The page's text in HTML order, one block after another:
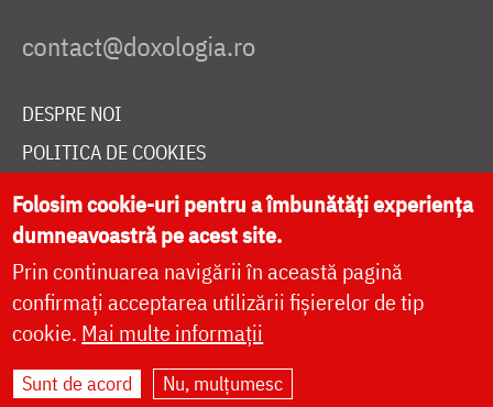
DESPRE NOI
POLITICA DE COOKIES
DONEAZĂ ONLINE PENTRU CATEDRALA NAȚIONALĂ
LIVE
Site dezvoltat deDOXOLOGIA MEDIA
Folosim cookie-uri pentru a îmbunătăți experiența
dumneavoastră pe acest site.
Prin continuarea navigării în această pagină
confirmați acceptarea utilizării fișierelor de tip
cookie. Mai multe informații
Sunt de acord Nu, mulțumesc